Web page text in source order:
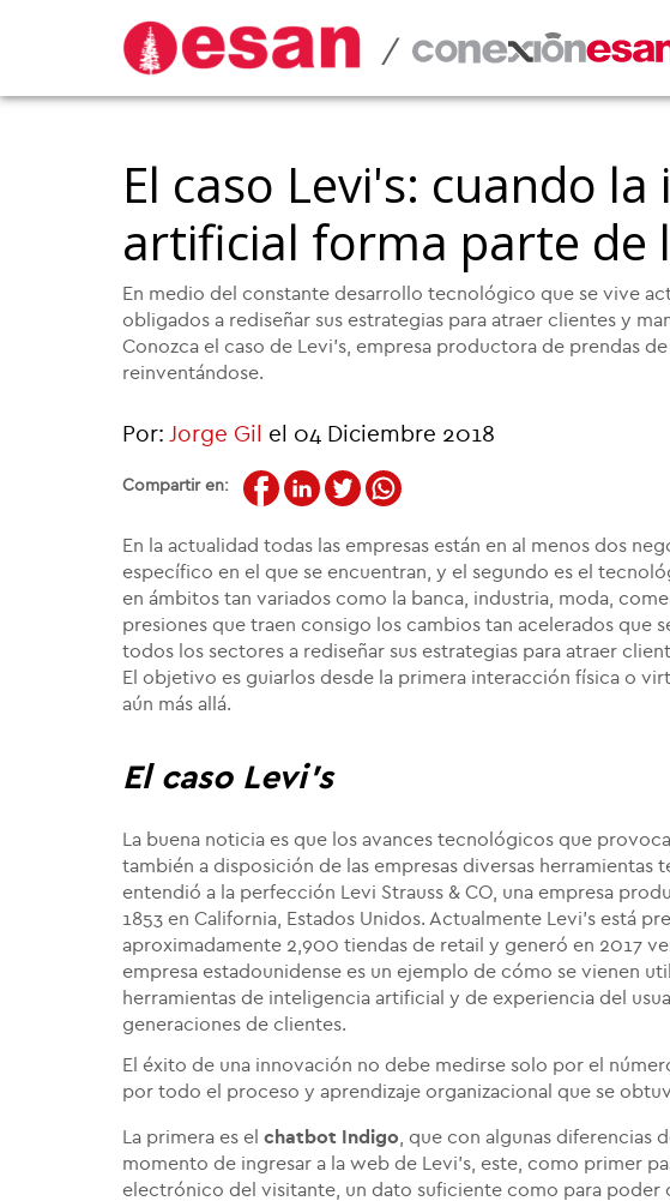
/
El caso Levi's: cuando
artificial forma parte de
En medio del constante desarrollo tecnológico que se vive
obligados a rediseñar sus estrategias para atraer clientes y
Conozca el caso de Levi's, empresa productora de prendas
reinventándose.
Por: Jorge Gil el 04 Diciembre 2018
Compartir en:
En la actualidad todas las empresas están en al menos dos
específico en el que se encuentran, y el segundo es el
en ámbitos tan variados como la banca, industria, moda,
presiones que traen consigo los cambios tan acelerados que
todos los sectores a rediseñar sus estrategias para atraer
El objetivo es guiarlos desde la primera interacción física o
aún más allá.
El caso Levi's
La buena noticia es que los avances tecnológicos que
también a disposición de las empresas diversas herramientas
entendió a la perfección Levi Strauss & CO, una empresa
1853 en California, Estados Unidos. Actualmente Levi's está
aproximadamente 2,900 tiendas de retail y generó en 2017
empresa estadounidense es un ejemplo de cómo se vienen
herramientas de inteligencia artificial y de experiencia del
generaciones de clientes.
El éxito de una innovación no debe medirse solo por el
por todo el proceso y aprendizaje organizacional que se
La primera es el chatbot Indigo , que con algunas diferencias
momento de ingresar a la web de Levi's, este, como primer
electrónico del visitante, un dato suficiente como para